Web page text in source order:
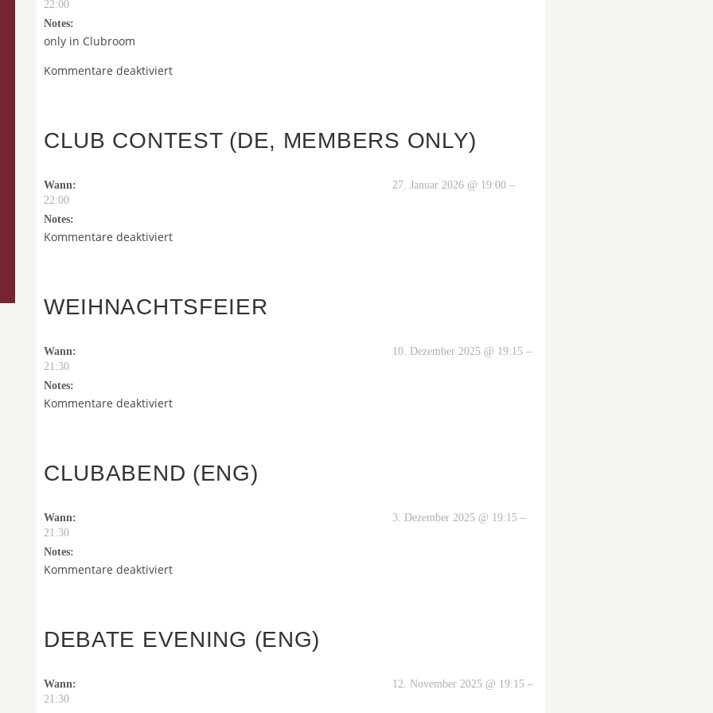
22:00
Notes:
only in Clubroom
Kommentare deaktiviertfür
Members
CLUB CONTEST (DE, MEMBERS ONLY)
Wann:
27. Januar 2026 @ 19:00 –
22:00
Notes:
Kommentare deaktiviertfür
Members
WEIHNACHTSFEIER
Wann:
10. Dezember 2025 @ 19:15 –
21:30
Notes:
Kommentare deaktiviertfür
CLUBABEND (ENG)
Wann:
3. Dezember 2025 @ 19:15 –
21:30
Notes:
Kommentare deaktiviertfür
DEBATE EVENING (ENG)
Wann:
12. November 2025 @ 19:15 –
21:30